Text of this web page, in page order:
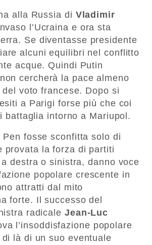
alla Russia di Vladimir
l’Ucraina e ora sta
Se diventasse presidente
alcuni equilibri nel conflitto
acque. Quindi Putin
cercherà la pace almeno
voto francese. Dopo si
a Parigi forse più che coi
battaglia intorno a Mariupol.
fosse sconfitta solo di
provata la forza di partiti
destra o sinistra, danno voce
popolare crescente in
attratti dal mito
forte. Il successo del
radicale Jean-Luc
l’insoddisfazione popolare
là di un suo eventuale